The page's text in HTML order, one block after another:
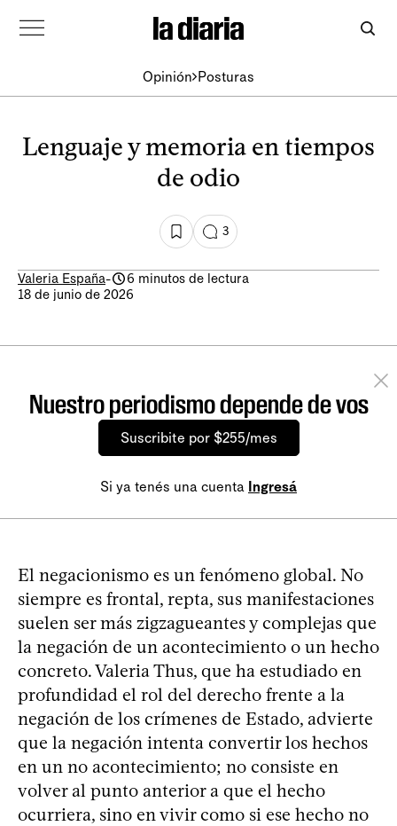
Opinión Posturas
Lenguaje y memoria en tiempos
de odio
3
Valeria España-
6 minutos de lectura
18 de junio de 2026
Nuestro periodismo depende de vos
Suscribite por $255/mes
Si ya tenés una cuenta Ingresá
El negacionismo es un fenómeno global. No
siempre es frontal, repta, sus manifestaciones
suelen ser más zigzagueantes y complejas que
la negación de un acontecimiento o un hecho
concreto. Valeria Thus, que ha estudiado en
profundidad el rol del derecho frente a la
negación de los crímenes de Estado, advierte
que la negación intenta convertir los hechos
en un no acontecimiento; no consiste en
volver al punto anterior a que el hecho
ocurriera, sino en vivir como si ese hecho no